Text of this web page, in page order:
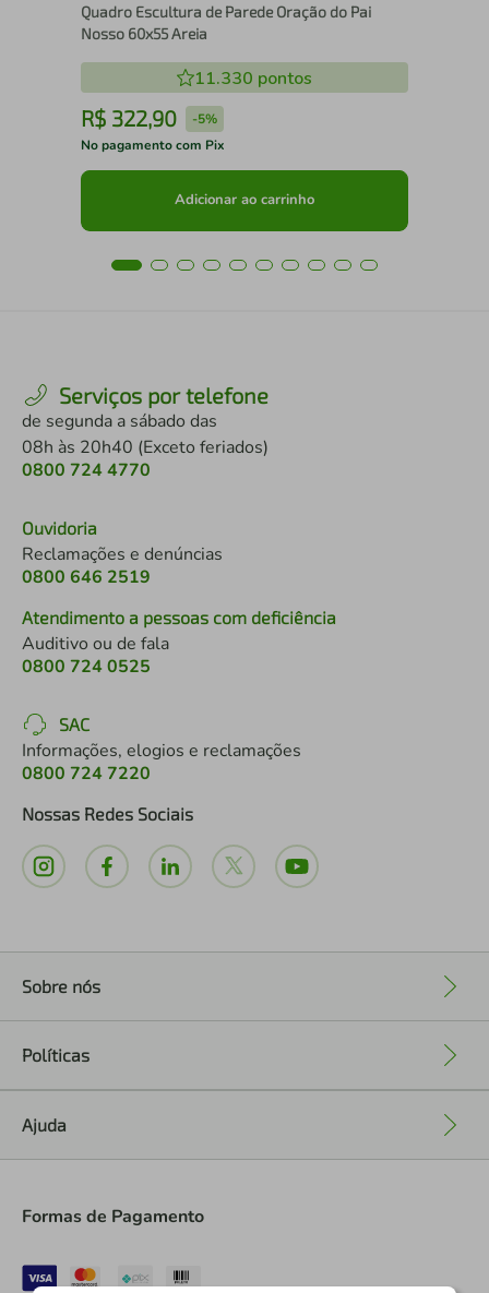
Quadro Escultura de Parede Oração do Pai
Nosso 60x55 Areia
11.330 pontos
R$ 322,90 -5%
No pagamento com Pix
Adicionar ao carrinho
Serviços por telefone
de segunda a sábado das
08h às 20h40 (Exceto feriados)
0800 724 4770
Ouvidoria
Reclamações e denúncias
0800 646 2519
Atendimento a pessoas com deficiência
Auditivo ou de fala
0800 724 0525
SAC
Informações, elogios e reclamações
0800 724 7220
Nossas Redes Sociais
Sobre nós
Políticas
Ajuda
Formas de Pagamento